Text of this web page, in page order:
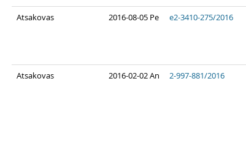
Atsakovas 2016-08-05 Pe e2-3410-275/2016
Atsakovas 2016-02-02 An 2-997-881/2016